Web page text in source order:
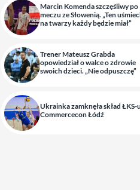
Marcin Komenda szczęśliwy po
meczu ze Słowenią. „Ten
na twarzy każdy będzie miał”
Trener Mateusz Grabda
opowiedział o walce o zdrowie
swoich dzieci. „Nie odpuszczę”
Ukrainka zamknęła skład ŁKS-u
Commercecon Łódź